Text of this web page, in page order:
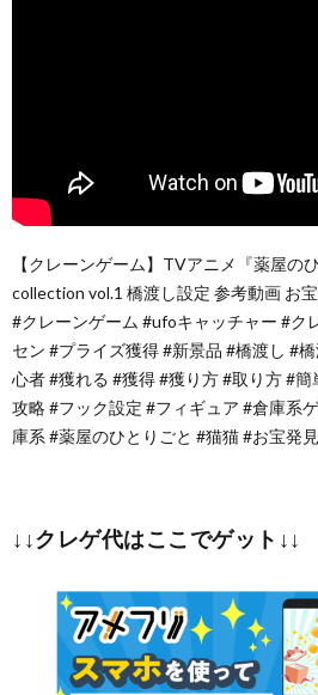
【クレーンゲーム】TVアニメ『薬屋の
collection vol.1 橋渡し設定 参考動画 お
#クレーンゲーム #ufoキャッチャー #ク
セン #プライズ獲得 #新景品 #橋渡し #
心者 #獲れる #獲得 #獲り方 #取り方 #
攻略 #フック設定 #フィギュア #倉庫系
庫系 #薬屋のひとりごと #猫猫 #お宝発
↓↓クレゲ代はここでゲット↓↓